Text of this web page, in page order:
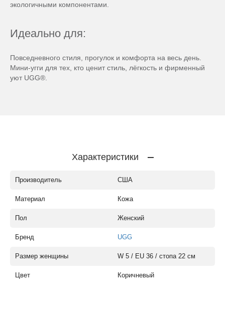
экологичными компонентами.
Идеально для:
Повседневного стиля, прогулок и комфорта на весь день.
Мини-угги для тех, кто ценит стиль, лёгкость и фирменный
уют UGG®.
Характеристики
Производитель США
Материал Кожа
Пол Женский
Бренд UGG
Размер женщины W 5 / EU 36 / стопа 22 см
Цвет Коричневый